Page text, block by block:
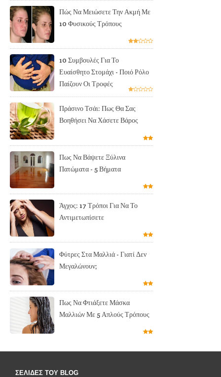
Πώς Να Μειώσετε Την Ακμή Με
10 Φυσικούς Τρόπους
10 Συμβουλές Για Το
Ευαίσθητο Στομάχι - Ποιό Ρόλο
Παίζουν Οι Τροφές
Πράσινο Τσάι: Πως Θα Σας
Βοηθήσει Να Χάσετε Βάρος
Πως Να Βάψετε Ξύλινα
Πατώματα - 5 Βήματα
Άγχος: 17 Τρόποι Για Να Το
Αντιμετωπίσετε
Φύτρες Στα Μαλλιά - Γιατί Δεν
Μεγαλώνουν;
Πως Να Φτιάξετε Μάσκα
Μαλλιών Με 5 Απλούς Τρόπους
ΣΕΛΙΔΕΣ ΤΟΥ BLOG